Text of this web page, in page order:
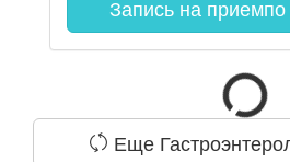
Запись на прием
Еще